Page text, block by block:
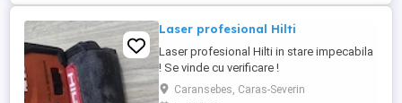
Laser profesional Hilti
Laser profesional Hilti in stare impecabila
! Se vinde cu verificare !
Caransebes, Caras-Severin